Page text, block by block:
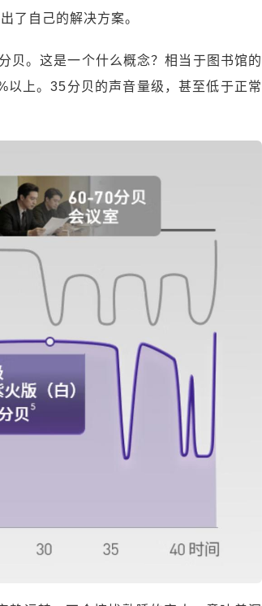
了自己的解决方案。
贝。这是一个什么概念？相当于图书馆的
上。35分贝的声音量级，甚至低于正常